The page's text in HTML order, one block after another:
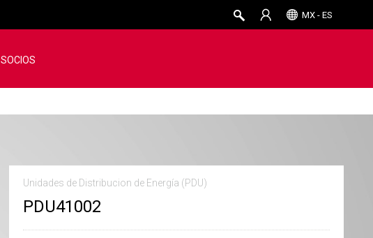
MX - ES
SOCIOS
Unidades de Distribucion de Energía (PDU)
PDU41002